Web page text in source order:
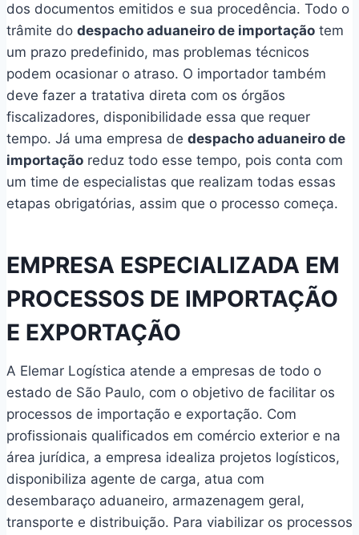
dos documentos emitidos e sua procedência. Todo o
trâmite do despacho aduaneiro de importação tem
um prazo predefinido, mas problemas técnicos
podem ocasionar o atraso. O importador também
deve fazer a tratativa direta com os órgãos
fiscalizadores, disponibilidade essa que requer
tempo. Já uma empresa de despacho aduaneiro de
importação reduz todo esse tempo, pois conta com
um time de especialistas que realizam todas essas
etapas obrigatórias, assim que o processo começa.
EMPRESA ESPECIALIZADA EM
PROCESSOS DE IMPORTAÇÃO
E EXPORTAÇÃO
A Elemar Logística atende a empresas de todo o
estado de São Paulo, com o objetivo de facilitar os
processos de importação e exportação. Com
profissionais qualificados em comércio exterior e na
área jurídica, a empresa idealiza projetos logísticos,
disponibiliza agente de carga, atua com
desembaraço aduaneiro, armazenagem geral,
transporte e distribuição. Para viabilizar os processos